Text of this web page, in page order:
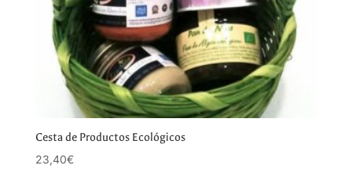
Cesta de Productos Ecológicos
23,40€